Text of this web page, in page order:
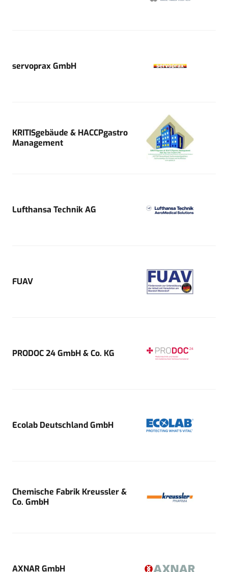
servoprax GmbH
KRITISgebäude & HACCPgastro
Management
Lufthansa Technik AG
FUAV
PRODOC 24 GmbH & Co. KG
Ecolab Deutschland GmbH
Chemische Fabrik Kreussler &
Co. GmbH
AXNAR GmbH